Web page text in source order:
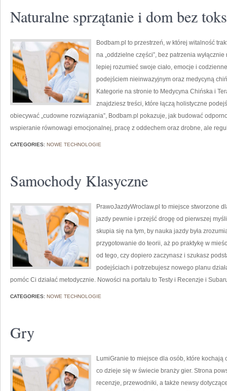
Naturalne sprzątanie i dom bez
Bodbam.pl to przestrzeń, w której witalność
na „oddzielne części”, bez patrzenia
lepiej rozumieć swoje ciało, emocje i
podejściem nieinwazyjnym oraz medycyną
Kategorie na stronie to Medycyna Chińska i
znajdziesz treści, które łączą holistyczne
obiecywać „cudowne rozwiązania”, Bodbam.pl pokazuje, jak budować
wspieranie równowagi emocjonalnej, pracę z oddechem oraz drobne, ale
CATEGORIES: NOWE TECHNOLOGIE
Samochody Klasyczne
PrawoJazdyWroclaw.pl to miejsce stworzone
jazdy pewnie i przejść drogę od pierwszej
skupia się na tym, by nauka jazdy była
przygotowanie do teorii, aż po praktykę w
od tego, czy dopiero zaczynasz i szukasz
podejściach i potrzebujesz nowego planu
pomóc Ci działać metodycznie. Nowości na portalu to Testy i Recenzje i
CATEGORIES: NOWE TECHNOLOGIE
Gry
LumiGranie to miejsce dla osób, które
co dzieje się w świecie branży gier. Strona
recenzje, przewodniki, a także newsy